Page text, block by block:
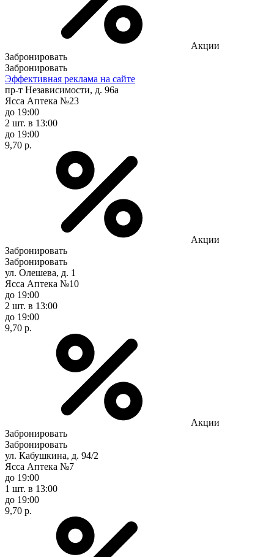
Акции
Забронировать
Забронировать
Эффективная реклама на сайте
пр-т Независимости, д. 96а
Ясса Аптека №23
до 19:00
2 шт. в 13:00
до 19:00
9,70 р.
Акции
Забронировать
Забронировать
ул. Олешева, д. 1
Ясса Аптека №10
до 19:00
2 шт. в 13:00
до 19:00
9,70 р.
Акции
Забронировать
Забронировать
ул. Кабушкина, д. 94/2
Ясса Аптека №7
до 19:00
1 шт. в 13:00
до 19:00
9,70 р.